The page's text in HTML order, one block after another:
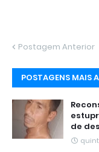
Postagem Anterior
POSTAGENS MAIS
de